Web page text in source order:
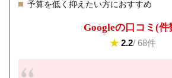
予算を低く抑えたい方におすすめ
Googleの⼝コミ(件
★ 2.2/ 68件